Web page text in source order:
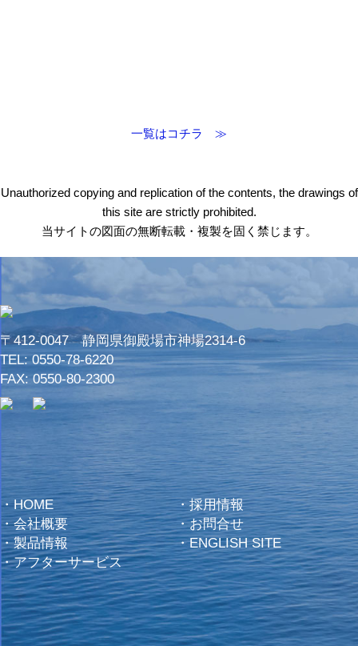
一覧はコチラ ≫
Unauthorized copying and replication of the contents, the drawings of
this site are strictly prohibited.
当サイトの図面の無断転載・複製を固く禁じます。
〒412-0047 静岡県御殿場市神場2314-6
TEL:0550-78-6220
FAX: 0550-80-2300
・HOME
・会社概要
・製品情報
・アフターサービス
・採用情報
・お問合せ
・ENGLISH SITE